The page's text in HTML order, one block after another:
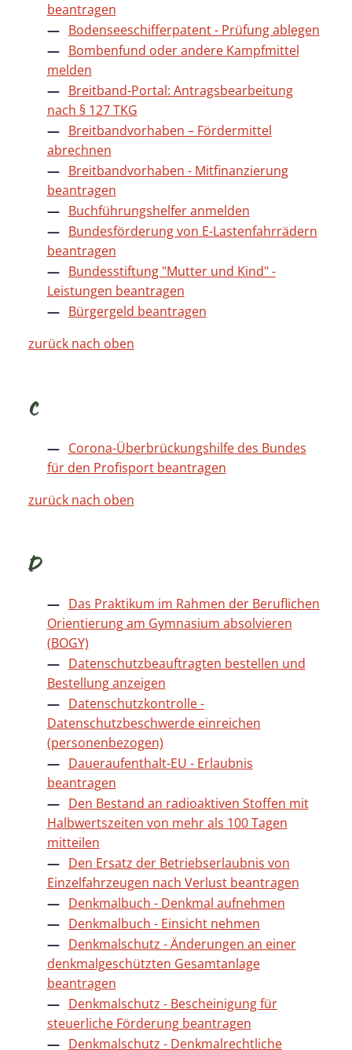
beantragen
Bodenseeschifferpatent - Prüfung ablegen
Bombenfund oder andere Kampfmittel
melden
Breitband-Portal: Antragsbearbeitung
nach § 127 TKG
Breitbandvorhaben – Fördermittel
abrechnen
Breitbandvorhaben - Mitfinanzierung
beantragen
Buchführungshelfer anmelden
Bundesförderung von E-Lastenfahrrädern
beantragen
Bundesstiftung "Mutter und Kind" -
Leistungen beantragen
Bürgergeld beantragen
zurück nach oben
C
Corona-Überbrückungshilfe des Bundes
für den Profisport beantragen
zurück nach oben
D
Das Praktikum im Rahmen der Beruflichen
Orientierung am Gymnasium absolvieren
(BOGY)
Datenschutzbeauftragten bestellen und
Bestellung anzeigen
Datenschutzkontrolle -
Datenschutzbeschwerde einreichen
(personenbezogen)
Daueraufenthalt-EU - Erlaubnis
beantragen
Den Bestand an radioaktiven Stoffen mit
Halbwertszeiten von mehr als 100 Tagen
mitteilen
Den Ersatz der Betriebserlaubnis von
Einzelfahrzeugen nach Verlust beantragen
Denkmalbuch - Denkmal aufnehmen
Denkmalbuch - Einsicht nehmen
Denkmalschutz - Änderungen an einer
denkmalgeschützten Gesamtanlage
beantragen
Denkmalschutz - Bescheinigung für
steuerliche Förderung beantragen
Denkmalschutz - Denkmalrechtliche